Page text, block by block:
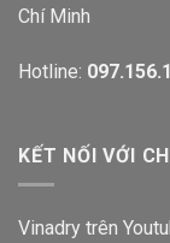
Chí Minh
Hotline:
KẾT NỐI VỚI
Vinadry trên